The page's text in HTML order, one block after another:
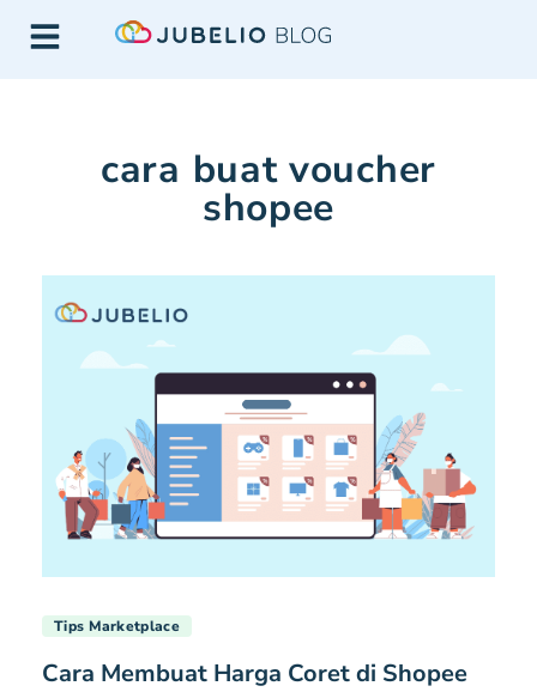
cara buat voucher
shopee
Tips Marketplace
Cara Membuat Harga Coret di Shopee